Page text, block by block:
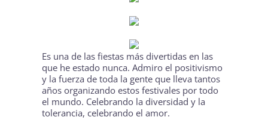
Es una de las fiestas más divertidas en las
que he estado nunca. Admiro el positivismo
y la fuerza de toda la gente que lleva tantos
años organizando estos festivales por todo
el mundo. Celebrando la diversidad y la
tolerancia, celebrando el amor.